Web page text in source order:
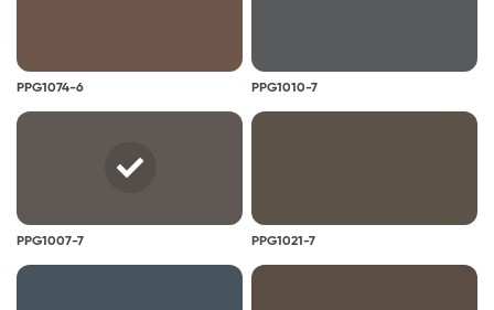
PPG1074-6 PPG1010-7
PPG1007-7 PPG1021-7